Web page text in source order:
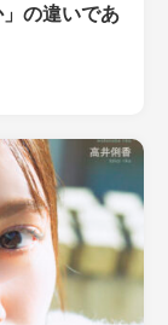
の違いであ